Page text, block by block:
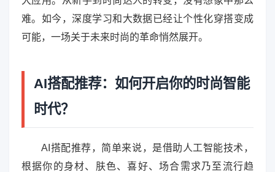
难。如今，深度学习和大数据已经让个性化穿搭变成
可能，一场关于未来时尚的革命悄然展开。
AI搭配推荐：如何开启你的时尚智能
时代？
AI搭配推荐，简单来说，是借助人工智能技术，
根据你的身材、肤色、喜好、场合需求乃至流行趋